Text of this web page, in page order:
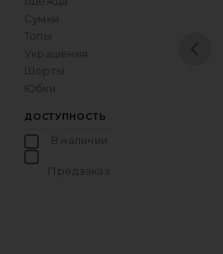
Сумки
Топы
Украшения
Шорты
Юбки
ДОСТУПНОСТЬ
В наличии
Предзаказ